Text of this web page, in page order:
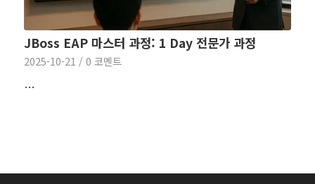
JBoss EAP 마스터 과정: 1 Day 전문가 과정
2025-10-21 / 0 코멘트
…